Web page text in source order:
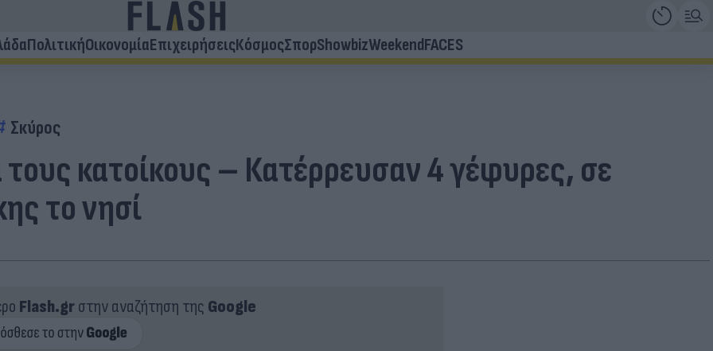
ΠολιτικήΟικονομίαΕπιχειρήσειςΚόσμοςΣπορShowbizWeekendFACES
Σκύρος
κατοίκους – Κατέρρευσαν 4 γέφυρες, σε
το νησί
Flash.grστην αναζήτηση της Google